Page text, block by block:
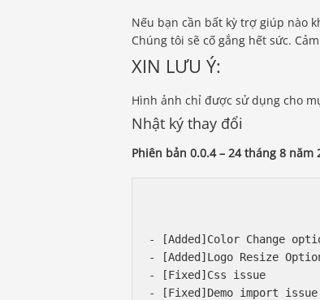
Nếu bạn cần bất kỳ trợ giúp nào
Chúng tôi sẽ cố gắng hết sức.
XIN LƯU Ý:
Hình ảnh chỉ được sử dụng cho
Nhật ký thay đổi
Phiên bản 0.0.4 – 24 tháng 8 năm
- [Added]Color Change
- [Added]Logo Resize
- [Fixed]Css issue
- [Fixed]Demo import issue